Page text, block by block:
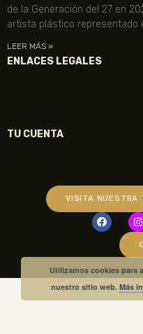
de la Generación del 27 en
artista plástico representado
LEER MÁS »
ENLACES LEGALES
TU CUENTA
VISITA NUESTRA
Utilizamos cookies para
nuestro sitio web.Más